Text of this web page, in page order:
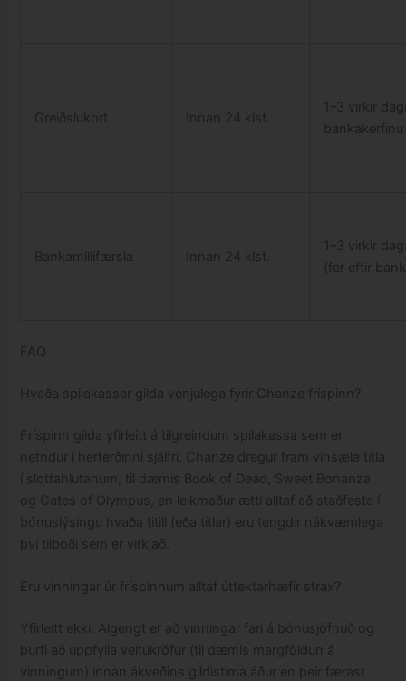
Greiðslukort Innan 24 klst.
1–3 virkir
bankakerfinu
Bankamillifærsla Innan 24 klst.
1–3 virkir
(fer eftir
FAQ
Hvaða spilakassar gilda venjulega fyrir Chanze fríspinn?
Fríspinn gilda yfirleitt á tilgreindum spilakassa sem er
nefndur í herferðinni sjálfri. Chanze dregur fram vinsæla titla
í slottahlutanum, til dæmis Book of Dead, Sweet Bonanza
og Gates of Olympus, en leikmaður ætti alltaf að staðfesta í
bónuslýsingu hvaða titill (eða titlar) eru tengdir nákvæmlega
því tilboði sem er virkjað.
Eru vinningar úr fríspinnum alltaf úttektarhæfir strax?
Yfirleitt ekki. Algengt er að vinningar fari á bónusjöfnuð og
þurfi að uppfylla veltukröfur (til dæmis margföldun á
vinningum) innan ákveðins gildistíma áður en þeir færast